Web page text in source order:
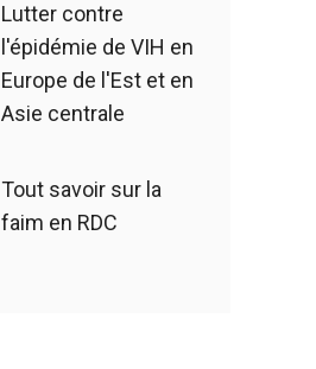
Lutter contre
l'épidémie de VIH en
Europe de l'Est et en
Asie centrale
Tout savoir sur la
faim en RDC